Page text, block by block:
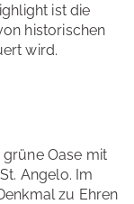
ist die
historischen
wird.
grüne Oase mit
Angelo. Im
zu Ehren